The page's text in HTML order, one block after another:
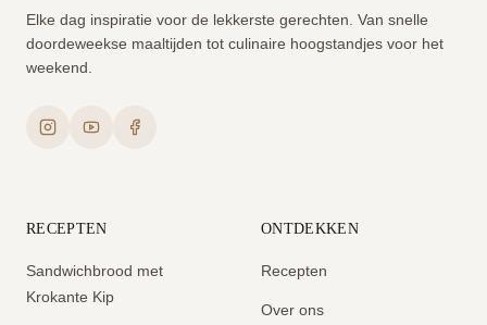
Elke dag inspiratie voor de lekkerste gerechten. Van snelle
doordeweekse maaltijden tot culinaire hoogstandjes voor het
weekend.
RECEPTEN
Sandwichbrood met
Krokante Kip
ONTDEKKEN
Recepten
Over ons